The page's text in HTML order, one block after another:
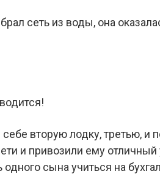
сеть из воды, она
себе вторую лодку, третью,
и привозили ему
сына учиться на